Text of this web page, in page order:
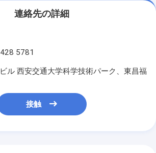
連絡先の詳細
5781
ル 西安交通大学科学技術パーク、東昌福
接触